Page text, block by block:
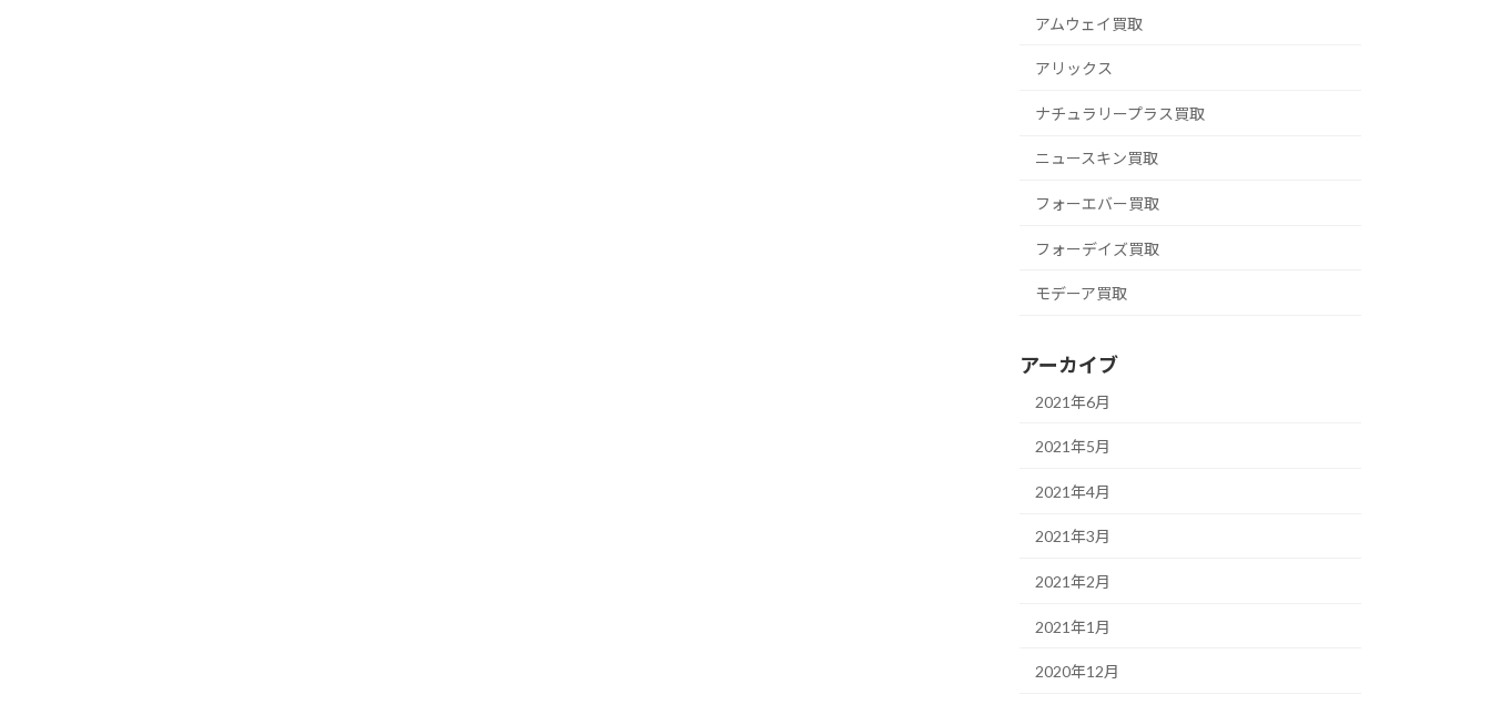
アムウェイ買取
アリックス
ナチュラリープラス買取
ニュースキン買取
フォーエバー買取
フォーデイズ買取
モデーア買取
アーカイブ
2021年6月
2021年5月
2021年4月
2021年3月
2021年2月
2021年1月
2020年12月